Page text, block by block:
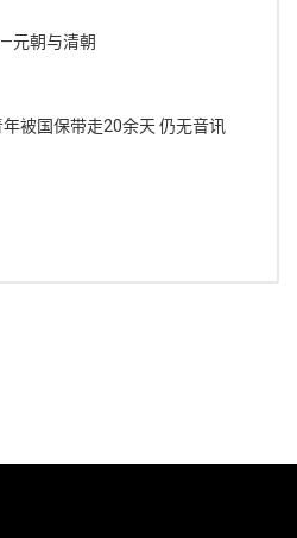
元朝与清朝
被国保带走20余天 仍无音讯